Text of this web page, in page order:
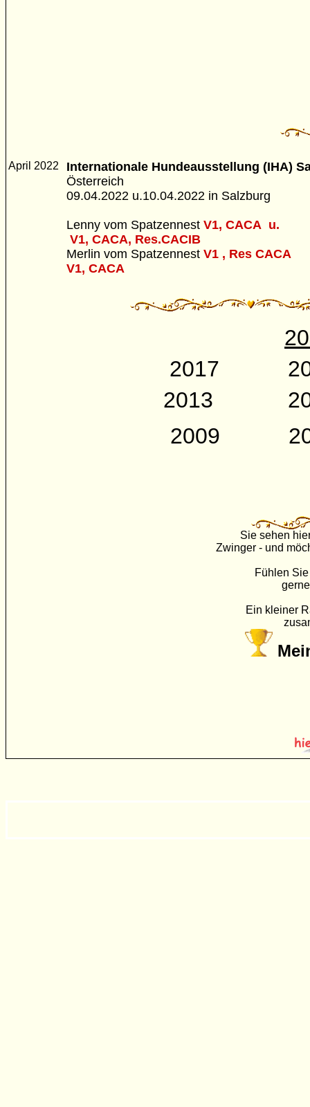
April 2022
Internationale Hundeausstellung (IHA)
Österreich
09.04.2022 u.10.04.2022 in Salzburg
Lenny vom Spatzennest V1, CACA u.
V1, CACA, Res.CACIB
Merlin vom Spatzennest V1 , Res CACA
V1, CACA
2017
2013
2009
Sie sehen
Zwinger - und
Fühlen
Ein kleiner